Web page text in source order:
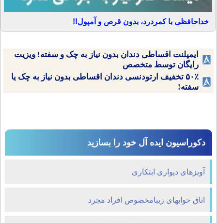
خداحافظی با کمردرد، بدون قرص و آمپول!!
ایمپلنت اقساطی دندان بدون نیاز به چک و سفته! ویزیت
رایگان توسط متخصص
۵۰٪ تخفیف ارتودنسی دندان اقساطی بدون نیاز به چک یا
سفته!
دکوراسیون ایده آل خود را بسازید
آویزهای دیواری ابتکاری
اتاق خوابهای زیبامخصوص افراد مجرد